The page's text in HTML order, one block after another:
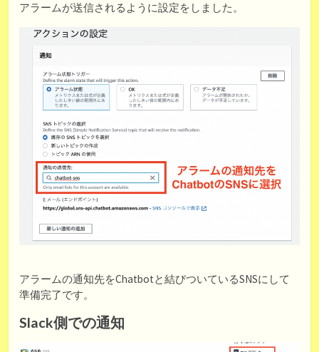
アラームが送信されるように設定をしました。
アラームの通知先をChatbotと結びついているSNSにして
準備完了です。
Slack側での通知